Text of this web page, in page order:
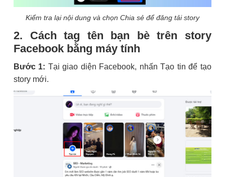
Kiểm tra lại nội dung và chọn Chia sẻ để đăng tải story
2. Cách tag tên bạn bè trên story
Facebook bằng máy tính
Bước 1: Tại giao diện Facebook, nhấn Tạo tin để tạo
story mới.